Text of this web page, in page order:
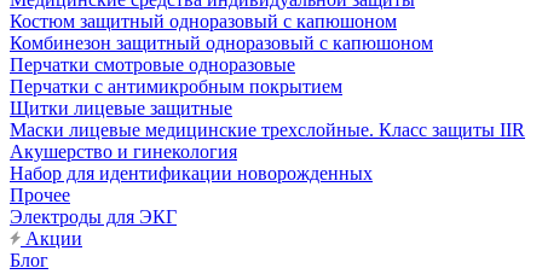
Костюм защитный одноразовый с капюшоном
Комбинезон защитный одноразовый с капюшоном
Перчатки смотровые одноразовые
Перчатки с антимикробным покрытием
Щитки лицевые защитные
Маски лицевые медицинские трехслойные. Класс защиты IIR
Акушерство и гинекология
Набор для идентификации новорожденных
Прочее
Электроды для ЭКГ
Акции
Блог